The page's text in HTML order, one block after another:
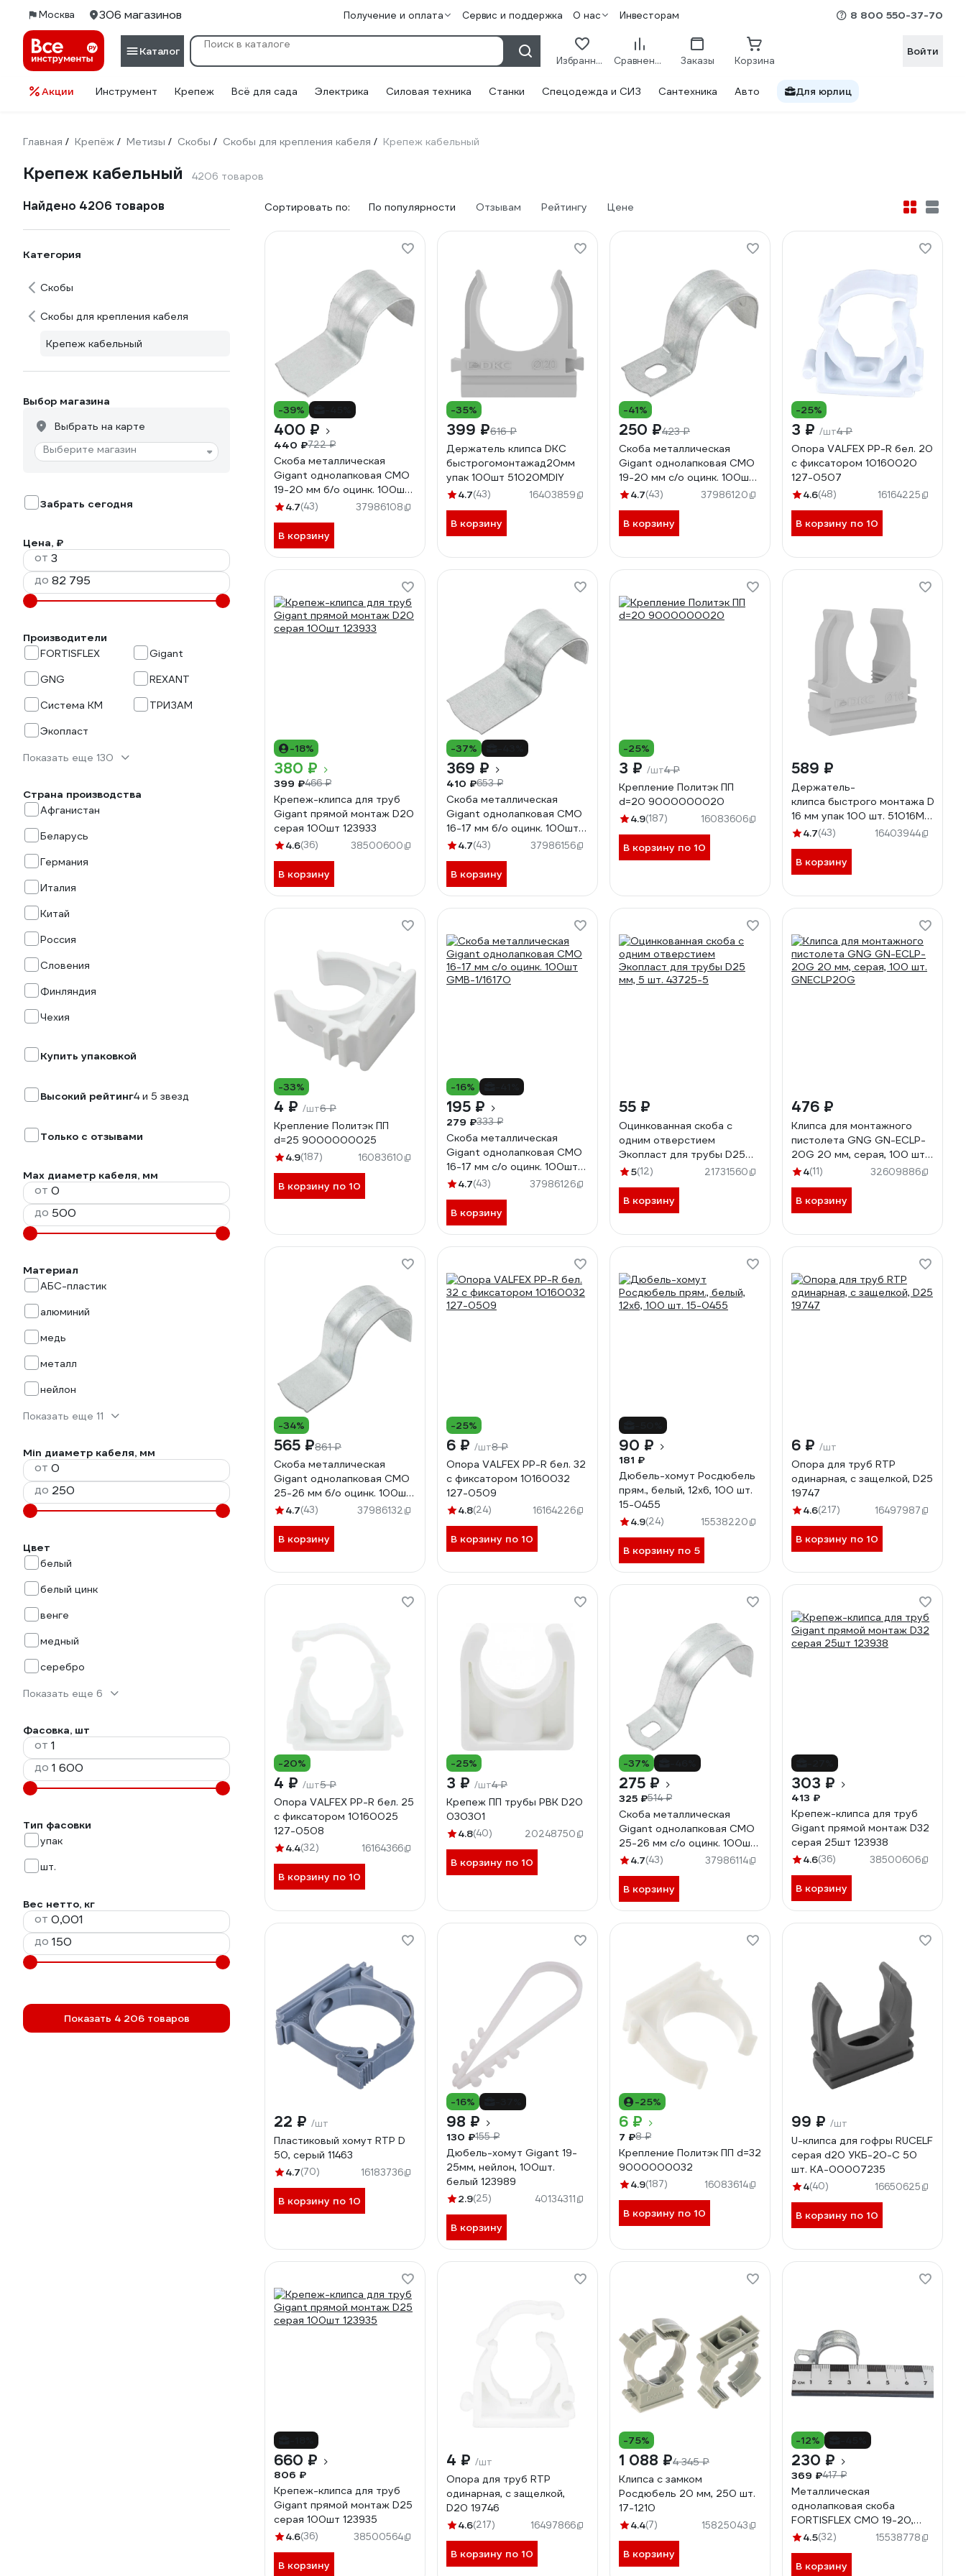
Москва 306 магазинов Получение и оплата Сервис и поддержка О нас Инвесторам 8 800 550-37-70
Каталог
Избранное Сравнение Заказы Корзина
Войти
Акции Инструмент Крепеж Всё для сада Электрика Силовая техника Станки Спецодежда и СИЗ Сантехника Авто Для юрлиц
Главная / Крепёж / Метизы / Скобы / Скобы для крепления кабеля / Крепеж кабельный
Крепеж кабельный 4206 товаров
Найдено 4206 товаров
Категория
Скобы
Скобы для крепления кабеля
Крепеж кабельный
Выбор магазина
Выбрать на карте
Выберите магазин
Забрать сегодня
Цена, ₽
от
до
Производители
FORTISFLEX
Gigant
GNG
REXANT
Система КМ
ТРИЗАМ
Экопласт
Показать еще 130
Страна производства
Афганистан
Беларусь
Германия
Италия
Китай
Россия
Словения
Финляндия
Чехия
Купить упаковкой
Высокий рейтинг4 и 5 звезд
Только с отзывами
Max диаметр кабеля, мм
от
до
Материал
АБС-пластик
алюминий
медь
металл
нейлон
Показать еще 11
Min диаметр кабеля, мм
от
до
Цвет
белый
белый цинк
венге
медный
серебро
Показать еще 6
Фасовка, шт
от
до
Тип фасовки
упак
шт.
Вес нетто, кг
от
до
Показать 4 206 товаров
Сортировать по: По популярности Отзывам Рейтингу Цене
-39%
400 ₽
440 ₽722 ₽
Скоба металлическая
Gigant однолапковая СМО
19-20 мм б/о оцинк. 100шт
GMB-1/1920
4.7(43) 37986108
В корзину
-35%
399 ₽616 ₽
Держатель клипса DKC
быстрогомонтажад20мм
упак 100шт 51020MDIY
4.7(43) 16403859
В корзину
-41%
250 ₽423 ₽
Скоба металлическая
Gigant однолапковая СМО
19-20 мм с/о оцинк. 100шт
GMB-1/1920O
4.7(43) 37986120
В корзину
-25%
3 ₽ /шт4 ₽
Опора VALFEX PP-R бел. 20
с фиксатором 10160020
127-0507
4.6(48) 16164225
В корзину по 10
-18%
380 ₽
399 ₽466 ₽
Крепеж-клипса для труб
Gigant прямой монтаж D20
серая 100шт 123933
4.6(36) 38500600
В корзину
-37%
369 ₽
410 ₽653 ₽
Скоба металлическая
Gigant однолапковая СМО
16-17 мм б/о оцинк. 100шт
GMB-1/1617
4.7(43) 37986156
В корзину
-25%
3 ₽ /шт4 ₽
Крепление Политэк ПП
d=20 9000000020
4.9(187) 16083606
В корзину по 10
589 ₽
Держатель-
клипса быстрого монтажа DKC
16 мм упак 100 шт. 51016M
51016MDIY
4.7(43) 16403944
В корзину
-33%
4 ₽ /шт6 ₽
Крепление Политэк ПП
d=25 9000000025
4.9(187) 16083610
В корзину по 10
-16%
195 ₽
279 ₽333 ₽
Скоба металлическая
Gigant однолапковая СМО
16-17 мм с/о оцинк. 100шт
GMB-1/1617O
4.7(43) 37986126
В корзину
55 ₽
Оцинкованная скоба с
одним отверстием
Экопласт для трубы D25
мм, 5 шт. 43725-5
5(12) 21731560
В корзину
476 ₽
Клипса для монтажного
пистолета GNG GN-ECLP-
20G 20 мм, серая, 100 шт.
GNECLP20G
4(11) 32609886
В корзину
-34%
565 ₽861 ₽
Скоба металлическая
Gigant однолапковая СМО
25-26 мм б/о оцинк. 100шт
GMB-1/2526
4.7(43) 37986132
В корзину
-25%
6 ₽ /шт8 ₽
Опора VALFEX PP-R бел. 32
с фиксатором 10160032
127-0509
4.8(24) 16164226
В корзину по 10
90 ₽
181 ₽
Дюбель-хомут Росдюбель
прям., белый, 12x6, 100 шт.
15-0455
4.9(24) 15538220
В корзину по 5
6 ₽ /шт
Опора для труб RTP
одинарная, с защелкой, D25
19747
4.6(217) 16497987
В корзину по 10
-20%
4 ₽ /шт5 ₽
Опора VALFEX PP-R бел. 25
с фиксатором 10160025
127-0508
4.4(32) 16164366
В корзину по 10
-25%
3 ₽ /шт4 ₽
Крепеж ПП трубы РВК D20
030301
4.8(40) 20248750
В корзину по 10
-37%
275 ₽
325 ₽514 ₽
Скоба металлическая
Gigant однолапковая СМО
25-26 мм с/о оцинк. 100шт
GMB-1/2526O
4.7(43) 37986114
В корзину
303 ₽
413 ₽
Крепеж-клипса для труб
Gigant прямой монтаж D32
серая 25шт 123938
4.6(36) 38500606
В корзину
22 ₽ /шт
Пластиковый хомут RTP D
50, серый 11463
4.7(70) 16183736
В корзину по 10
-16%
98 ₽
130 ₽155 ₽
Дюбель-хомут Gigant 19-
25мм, нейлон, 100шт.
белый 123989
2.9(25) 40134311
В корзину
-25%
6 ₽
7 ₽8 ₽
Крепление Политэк ПП d=32
9000000032
4.9(187) 16083614
В корзину по 10
99 ₽ /шт
U-клипса для гофры RUCELF
серая d20 УКБ-20-С 50
шт. КА-00007235
4(40) 16650625
В корзину по 10
660 ₽
806 ₽
Крепеж-клипса для труб
Gigant прямой монтаж D25
серая 100шт 123935
4.6(36) 38500564
В корзину
4 ₽ /шт
Опора для труб RTP
одинарная, с защелкой,
D20 19746
4.6(217) 16497866
В корзину по 10
-75%
1 088 ₽4 345 ₽
Клипса с замком
Росдюбель 20 мм, 250 шт.
17-1210
4.4(7) 15825043
В корзину
-12%
230 ₽
369 ₽417 ₽
Металлическая
однолапковая скоба
FORTISFLEX СМО 19-20,
100 шт., 49120
4.5(32) 15538778
В корзину